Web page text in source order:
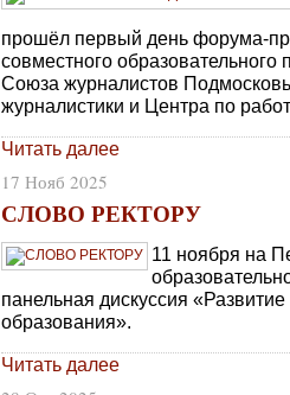
прошёл первый день форума-
совместного
Союза журналистов
журналистики и Центра по
Читать далее
17 Нояб 2025
СЛОВО РЕКТОРУ
11 ноября на
панельная дискуссия
образования».
Читать далее